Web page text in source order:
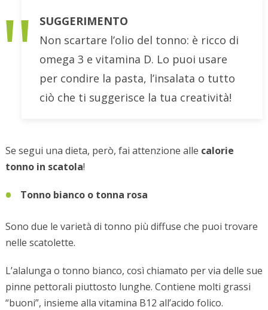
SUGGERIMENTO
Non scartare l’olio del tonno: è ricco di
omega 3 e vitamina D. Lo puoi usare
per condire la pasta, l’insalata o tutto
ciò che ti suggerisce la tua creatività!
Se segui una dieta, però, fai attenzione alle calorie
tonno in scatola!
Tonno bianco o tonna rosa
Sono due le varietà di tonno più diffuse che puoi trovare
nelle scatolette.
L’alalunga o tonno bianco, così chiamato per via delle sue
pinne pettorali piuttosto lunghe. Contiene molti grassi
“buoni”, insieme alla vitamina B12 all’acido folico.